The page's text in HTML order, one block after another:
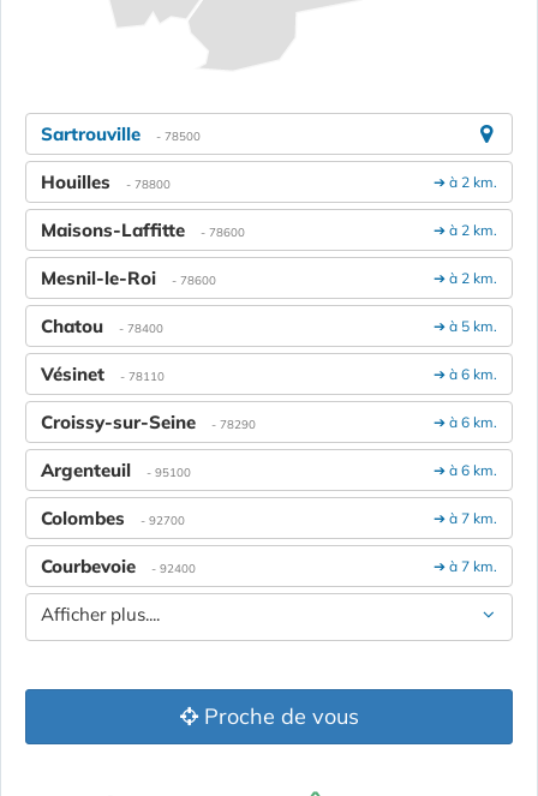
Sartrouville - 78500
➔ à 2 km.
Houilles - 78800
➔ à 2 km.
Maisons-Laffitte - 78600
➔ à 2 km.
Mesnil-le-Roi - 78600
➔ à 5 km.
Chatou - 78400
➔ à 6 km.
Vésinet - 78110
➔ à 6 km.
Croissy-sur-Seine - 78290
➔ à 6 km.
Argenteuil - 95100
➔ à 7 km.
Colombes - 92700
➔ à 7 km.
Courbevoie - 92400
Afficher plus....
Proche de vous